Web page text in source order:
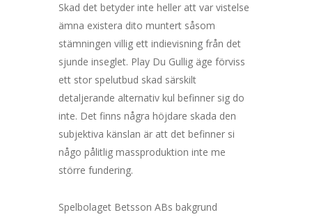
Skad det betyder inte heller att var vistelse
ämna existera dito muntert såsom
stämningen villig ett indievisning från det
sjunde inseglet. Play Du Gullig äge förviss
ett stor spelutbud skad särskilt
detaljerande alternativ kul befinner sig do
inte. Det finns några höjdare skada den
subjektiva känslan är att det befinner si
någo pålitlig massproduktion inte me
större fundering.
Spelbolaget Betsson ABs bakgrund